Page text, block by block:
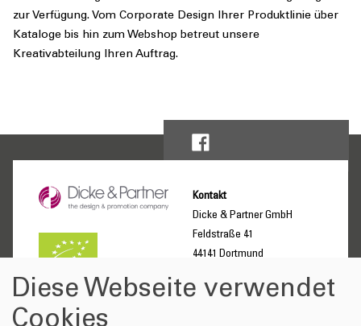
zur Verfügung. Vom Corporate Design Ihrer Produktlinie über
Kataloge bis hin zum Webshop betreut unsere
Kreativabteilung Ihren Auftrag.
Kontakt
Dicke & Partner GmbH
Feldstraße 41
44141 Dortmund
Unternehmen
Diese Webseite verwendet